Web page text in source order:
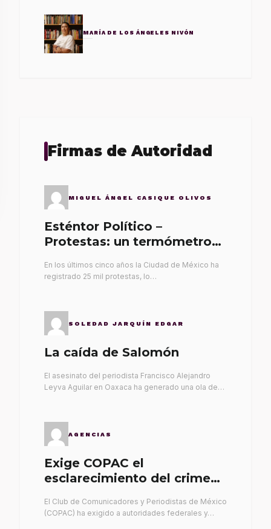
MARÍA DE LOS ÁNGELES NIVÓN
Firmas de Autoridad
MIGUEL ÁNGEL CASIQUE OLIVOS
Esténtor Político –
Protestas: un termómetro
En los últimos cinco años la Ciudad de México ha
registrado 25 mil protestas, lo…
SOLEDAD JARQUÍN EDGAR
La caída de Salomón
El asesinato del periodista Francisco Alejandro
Leyva Aguilar en Oaxaca ha generado una ola de…
AGENCIAS
Exige COPAC el
esclarecimiento del crimen
El Club de Comunicadores y Periodistas de México
(COPAC) ha exigido a autoridades federales y…